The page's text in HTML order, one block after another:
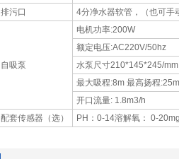
排污口
4分净水器软管，（也可手
自吸泵
电机功率:200W
额定电压:AC220V/50hz
水泵尺寸210*145*245/mm
最大吸程:8m 最高扬程:25m
开口流量: 1.8m3/h
配套传感器（选）
PH：0-14溶解氧： 0-